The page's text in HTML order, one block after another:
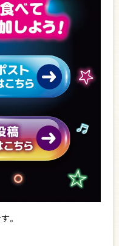
。